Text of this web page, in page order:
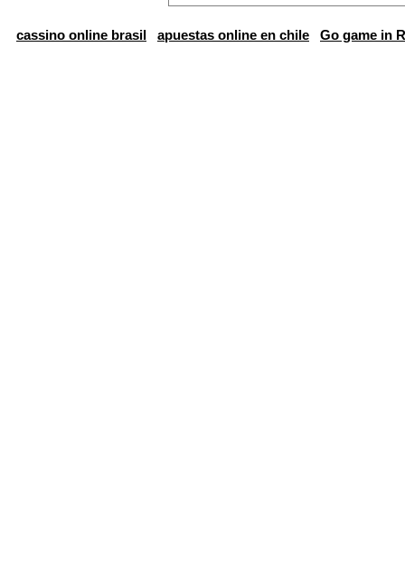
cassino online brasil apuestas online en chile Go game in